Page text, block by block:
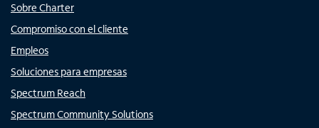
Sobre Charter
Compromiso con el cliente
Empleos
Soluciones para empresas
Spectrum Reach
Spectrum Community Solutions